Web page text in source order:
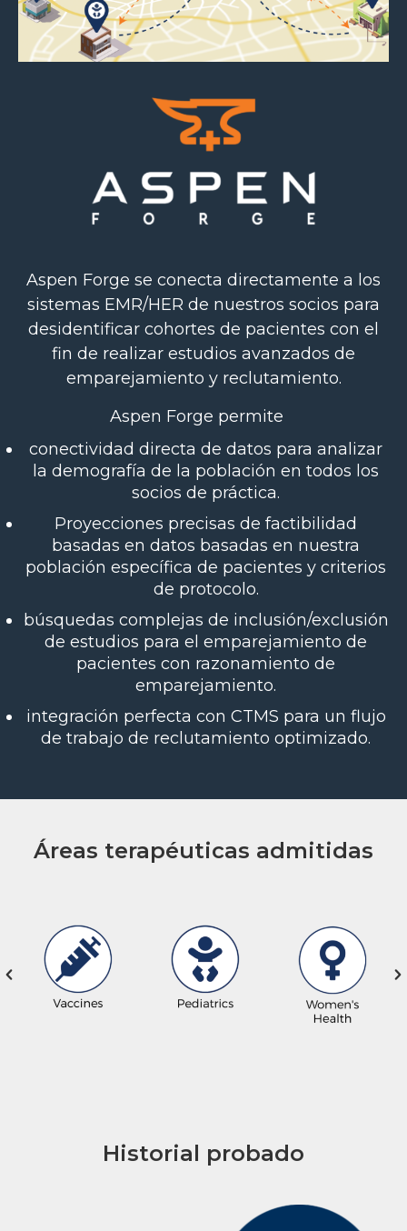
Aspen Forge se conecta directamente a los
sistemas EMR/HER de nuestros socios para
desidentificar cohortes de pacientes con el
fin de realizar estudios avanzados de
emparejamiento y reclutamiento.
Aspen Forge permite
conectividad directa de datos para analizar
la demografía de la población en todos los
socios de práctica.
Proyecciones precisas de factibilidad
basadas en datos basadas en nuestra
población específica de pacientes y criterios
de protocolo.
búsquedas complejas de inclusión/exclusión
de estudios para el emparejamiento de
pacientes con razonamiento de
emparejamiento.
integración perfecta con CTMS para un flujo
de trabajo de reclutamiento optimizado.
Áreas terapéuticas admitidas
Historial probado